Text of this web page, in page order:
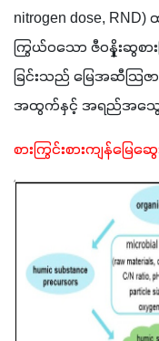
nitrogen dose,
ကြွယ်ဝသော ဇီဝနှိုးဆွစား
ခြင်းသည် မြေအဆီသြဇာက
အထွက်နှင့် အရည်အသွေ
စားကြွင်းစားကျန်မြေ